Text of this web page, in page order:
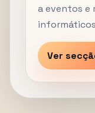
a eventos e
Ver